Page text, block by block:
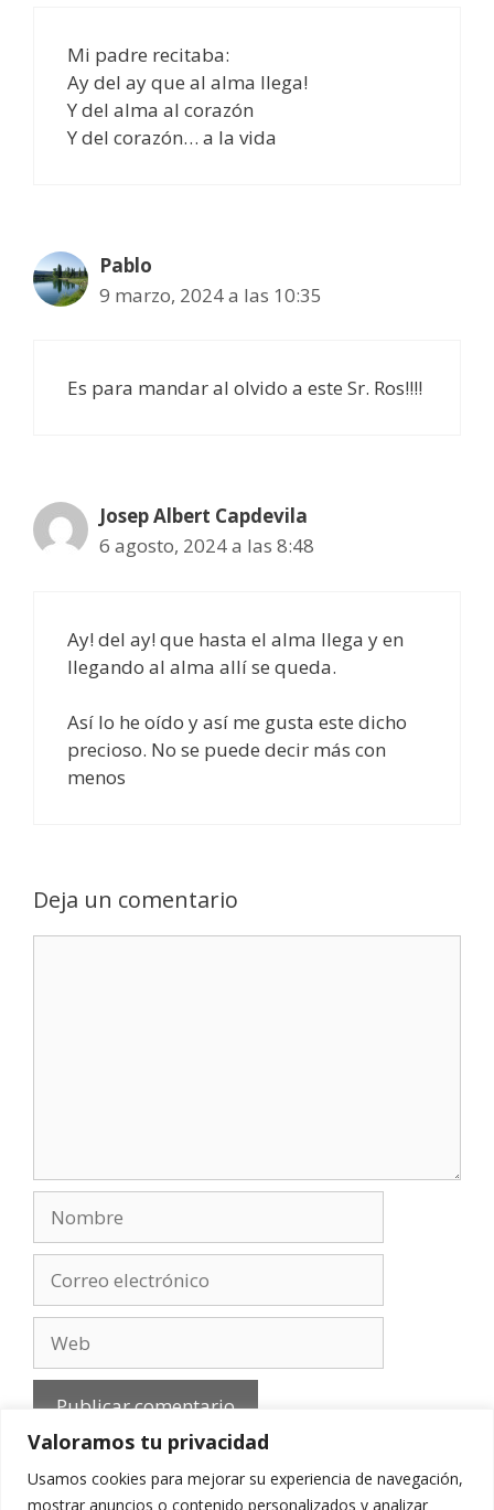
Valoramos tu privacidad
Usamos cookies para mejorar su experiencia de navegación,
mostrar anuncios o contenido personalizados y analizar
Mi padre recitaba:
Ay del ay que al alma llega!
Y del alma al corazón
Y del corazón… a la vida
Pablo
9 marzo, 2024 a las 10:35
Es para mandar al olvido a este Sr. Ros!!!!
Josep Albert Capdevila
6 agosto, 2024 a las 8:48
Ay! del ay! que hasta el alma llega y en
llegando al alma allí se queda.
Así lo he oído y así me gusta este dicho
precioso. No se puede decir más con
menos
Deja un comentario
electrónico